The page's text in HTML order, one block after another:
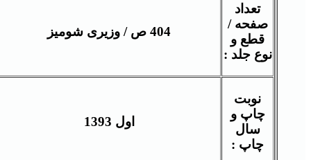
تعداد
صفحه /
قطع و
نوع جلد :
404 ص / وزیری شومیز
نوبت
چاپ و
سال
چاپ :
اول 1393